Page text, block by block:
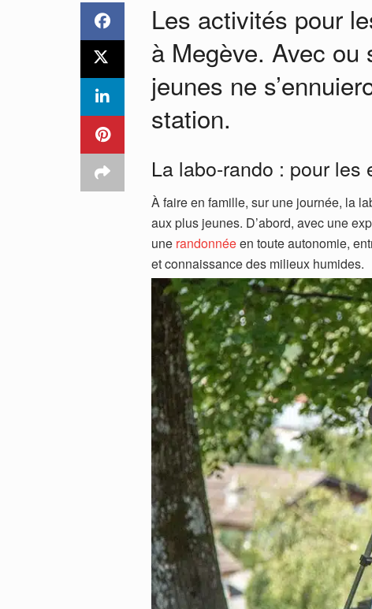
Les activités pour
à Megève. Avec
jeunes ne
station.
La labo-rando : pour les
À faire en famille, sur une journée, la
aux plus jeunes. D’abord, avec une
une randonnéeen toute autonomie,
et connaissance des milieux humides.